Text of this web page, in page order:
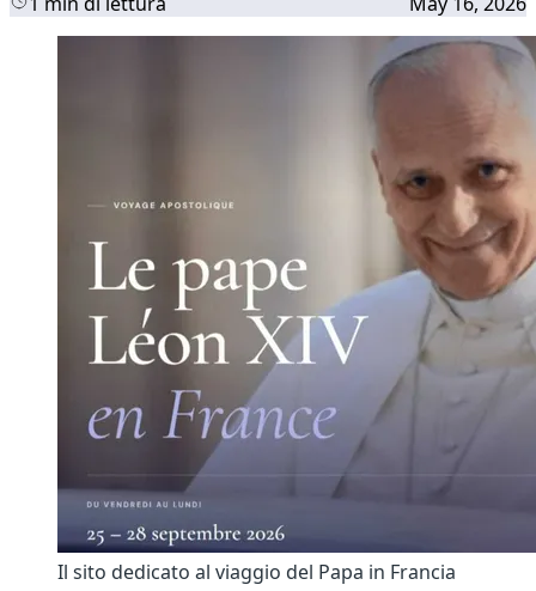
Il sito dedicato al viaggio del Papa in Francia